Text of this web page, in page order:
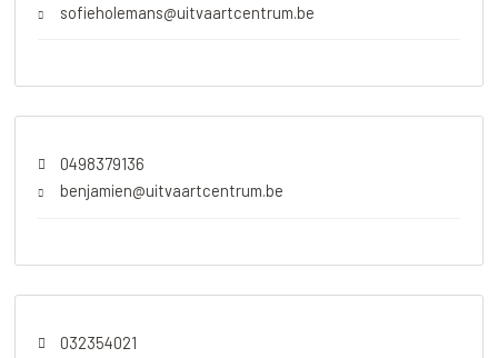
sofieholemans@uitvaartcentrum.be
0498379136
benjamien@uitvaartcentrum.be
032354021